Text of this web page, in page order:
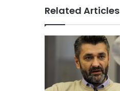
Related Articles